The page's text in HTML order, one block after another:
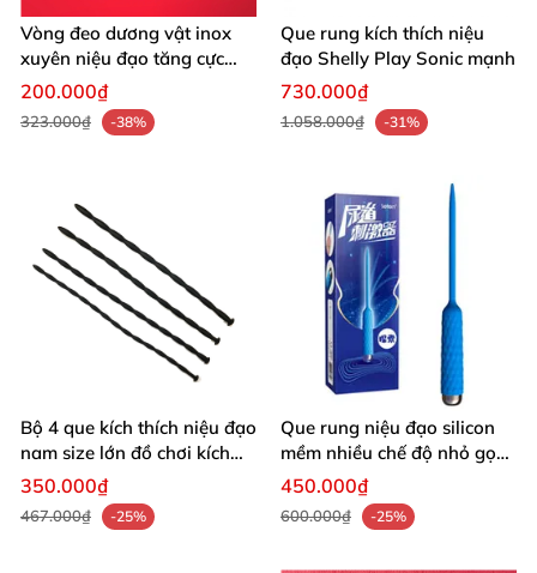
Vòng đeo dương vật inox
xuyên niệu đạo tăng cực
khoái mạnh
200.000₫
323.000₫ -38%
Que rung kích thích niệu
đạo Shelly Play Sonic mạnh
730.000₫
1.058.000₫ -31%
Bộ 4 que kích thích niệu đạo
nam size lớn đồ chơi kích
thích cực phê
350.000₫
467.000₫ -25%
Que rung niệu đạo silicon
mềm nhiều chế độ nhỏ gọn
dễ dùng
450.000₫
600.000₫ -25%